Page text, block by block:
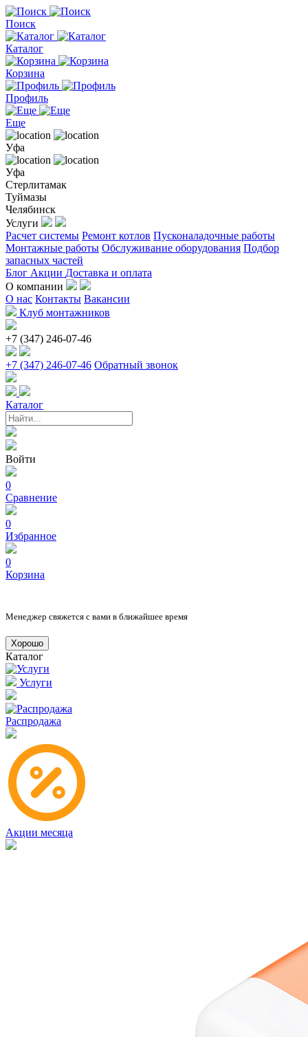
Поиск
Каталог
Корзина
Профиль
Еще
Уфа
Уфа
Стерлитамак
Туймазы
Челябинск
Услуги
Расчет системы Ремонт котлов Пусконаладочные работы
Монтажные работы Обслуживание оборудования Подбор
запасных частей
Блог Акции Доставка и оплата
О компании
О нас Контакты Вакансии
Клуб монтажников
+7 (347) 246-07-46
+7 (347) 246-07-46 Обратный звонок
Каталог
Войти
0
Сравнение
0
Избранное
0
Корзина
Менеджер свяжется с вами в ближайшее время
Хорошо
Каталог
Услуги
Распродажа
Акции месяца